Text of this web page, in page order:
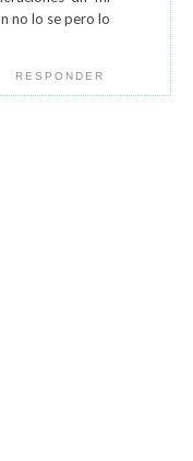
no lo se pero lo
RESPONDER